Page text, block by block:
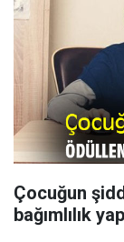
Çocuğun
bağımlılık